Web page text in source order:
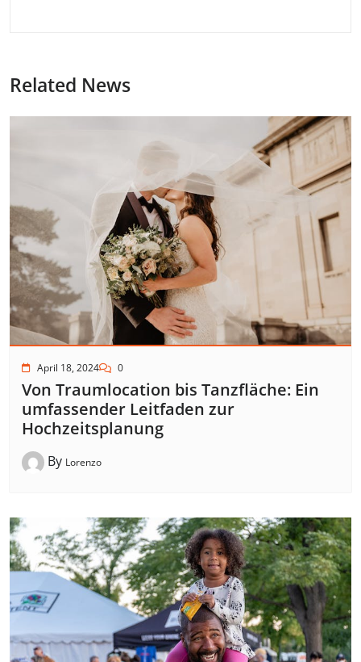
Related News
April 18, 2024 0
Von Traumlocation bis Tanzfläche: Ein
umfassender Leitfaden zur
Hochzeitsplanung
By Lorenzo